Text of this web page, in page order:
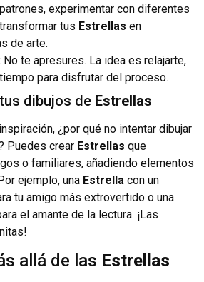
experimentar con diferentes
tus Estrellas en
de arte.
No te apresures. La idea es relajarte,
para disfrutar del proceso.
dibujos de Estrellas
¿por qué no intentar dibujar
Puedes crear Estrellas que
o familiares, añadiendo elementos
ejemplo, una Estrella con un
tu amigo más extrovertido o una
el amante de la lectura. ¡Las
allá de las Estrellas